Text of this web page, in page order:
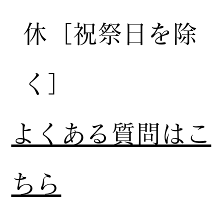
休［祝祭日を除
く］
​よくある質問はこ
ちら